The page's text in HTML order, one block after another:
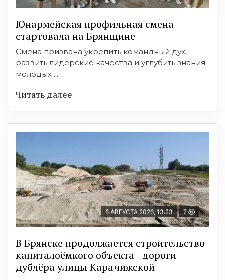
Юнармейская профильная смена
стартовала на Брянщине
Смена призвана укрепить командный дух,
развить лидерские качества и углубить знания
молодых ...
Читать далее
6 АВГУСТА 2026, 13:23 7
В Брянске продолжается строительство
капиталоёмкого объекта –дороги-
дублёра улицы Карачижской